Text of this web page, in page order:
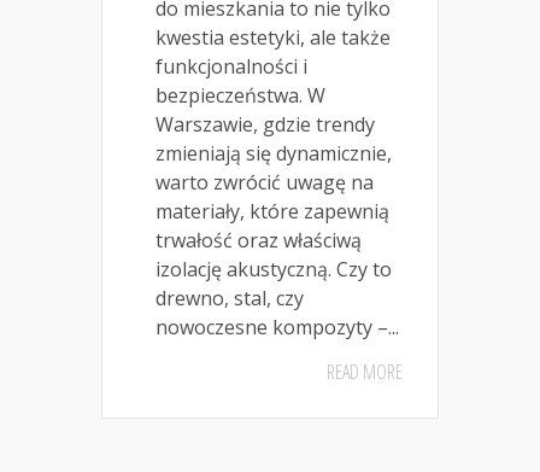
do mieszkania to nie tylko
kwestia estetyki, ale także
funkcjonalności i
bezpieczeństwa. W
Warszawie, gdzie trendy
zmieniają się dynamicznie,
warto zwrócić uwagę na
materiały, które zapewnią
trwałość oraz właściwą
izolację akustyczną. Czy to
drewno, stal, czy
nowoczesne kompozyty –...
READ MORE